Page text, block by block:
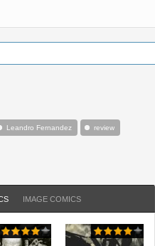
Leandro Fernandez review
IMAGE COMICS